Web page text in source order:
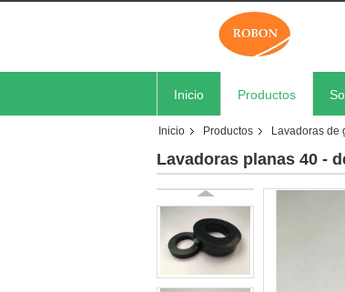
Inicio Productos
Inicio Productos Lavadoras de
Lavadoras planas 40 -